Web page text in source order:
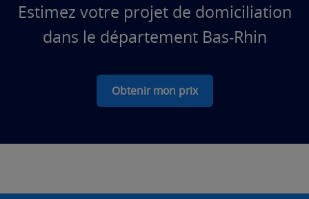
Estimez votre projet de domiciliation
dans le département Bas-Rhin
Obtenir mon prix